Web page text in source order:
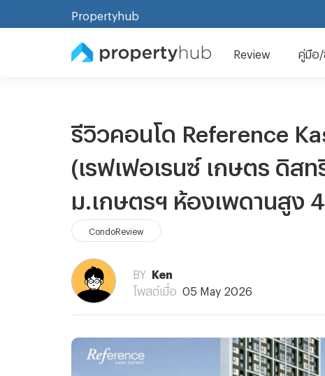
Propertyhub
Review คู่มือ/
รีวิวคอนโด Reference
(เรฟเฟอเรนซ์ เกษตร ดิส
ม.เกษตรฯ ห้องเพดานสูง
CondoReview
BY
Ken
โพสต์เมื่อ
05 May 2026